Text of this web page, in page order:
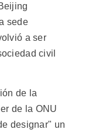
sede
a ser
civil
de la
de la ONU
designar" un